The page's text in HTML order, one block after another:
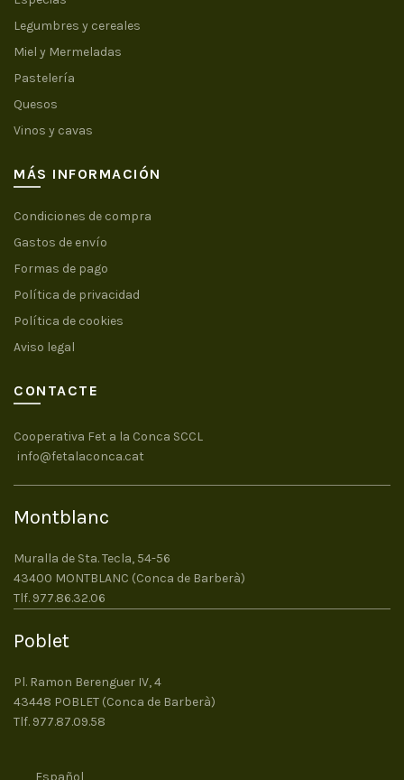
Legumbres y cereales
Miel y Mermeladas
Pastelería
Quesos
Vinos y cavas
MÁS INFORMACIÓN
Condiciones de compra
Gastos de envío
Formas de pago
Política de privacidad
Política de cookies
Aviso legal
CONTACTE
Cooperativa Fet a la Conca SCCL
info@fetalaconca.cat
Montblanc
Muralla de Sta. Tecla, 54-56
43400 MONTBLANC (Conca de Barberà)
Tlf. 977.86.32.06
Poblet
Pl. Ramon Berenguer IV, 4
43448 POBLET (Conca de Barberà)
Tlf. 977.87.09.58